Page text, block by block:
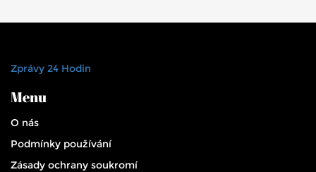
Zprávy 24 Hodin
Menu
O nás
Podmínky používání
Zásady ochrany soukromí